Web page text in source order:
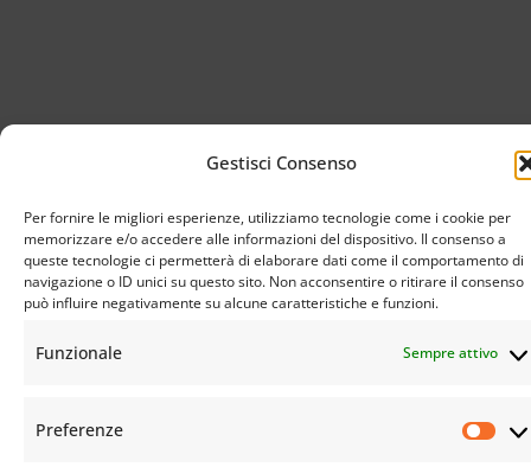
Gestisci Consenso
Per fornire le migliori esperienze, utilizziamo tecnologie come i cookie per
memorizzare e/o accedere alle informazioni del dispositivo. Il consenso a
queste tecnologie ci permetterà di elaborare dati come il comportamento di
navigazione o ID unici su questo sito. Non acconsentire o ritirare il consenso
può influire negativamente su alcune caratteristiche e funzioni.
Funzionale Sempre attivo
Preferenze